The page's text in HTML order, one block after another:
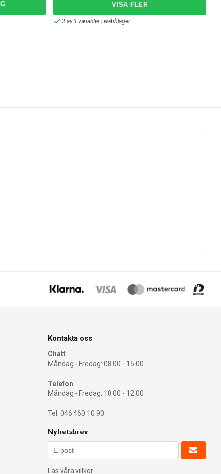
3 av 3 varianter i webblager
Kontakta oss
Chatt
Måndag - Fredag: 08:00 - 15:00
Telefon
Måndag - Fredag: 10:00 - 12:00
Tel: 046 460 10 90
Nyhetsbrev
Läs våra villkor